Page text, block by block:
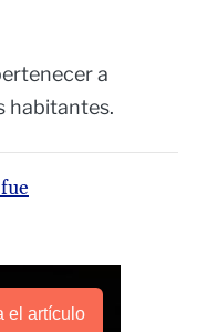
a
habitantes.
el artículo